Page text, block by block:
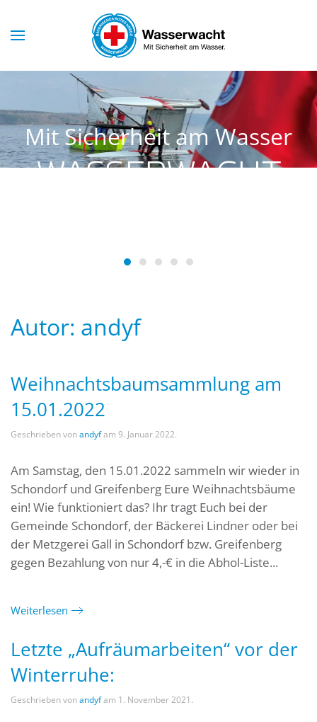
Skip to main content
Mit Sicherheit am Wasser
WASSERWACHT
Wasserwacht Schondorf
Wasserwacht Schondorf
Wasserwacht Schondorf
Wasserwacht Schondorf
Autor: andyf
Weihnachtsbaumsammlung am
15.01.2022
Geschrieben vonandyfam 9. Januar 2022.
Am Samstag, den 15.01.2022 sammeln wir wieder in
Schondorf und Greifenberg Eure Weihnachtsbäume
ein! Wie funktioniert das? Ihr tragt Euch bei der
Gemeinde Schondorf, der Bäckerei Lindner oder bei
der Metzgerei Gall in Schondorf bzw. Greifenberg
gegen Bezahlung von nur 4,-€ in die Abhol-Liste...
Weiterlesen
Letzte „Aufräumarbeiten“ vor der
Winterruhe:
Geschrieben vonandyfam 1. November 2021 .